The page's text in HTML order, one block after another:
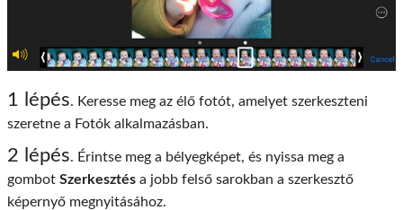
1 lépés. Keresse meg az élő fotót, amelyet szerkeszteni
szeretne a Fotók alkalmazásban.
2 lépés. Érintse meg a bélyegképet, és nyissa meg a
gombot Szerkesztés a jobb felső sarokban a szerkesztő
képernyő megnyitásához.